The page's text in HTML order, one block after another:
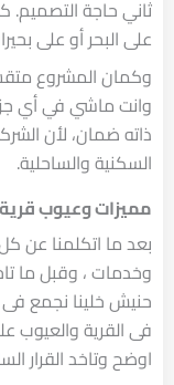
ثاني حاجة التصميم.
على البحر أو على
وكمان المشروع
وانت ماشي في أي
ذاته ضمان، لأن
السكنية والساحلية.
مميزات وعيوب
بعد ما اتكلمنا عن
وخدمات ، وقبل ما
حنيش خلينا نجمع
فى القرية
اوضح وتاخد القرار